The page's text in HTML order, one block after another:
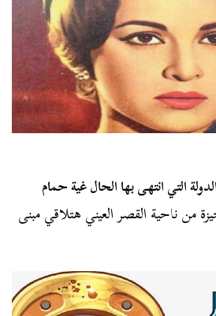
التي انتهى بها الحال غية حمام
من ناحية القصر العيني هتلاقي مبنى